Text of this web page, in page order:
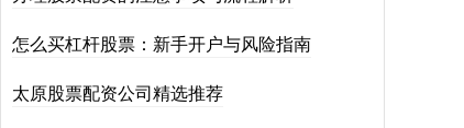
怎么买杠杆股票：新手开户与风险指南
太原股票配资公司精选推荐